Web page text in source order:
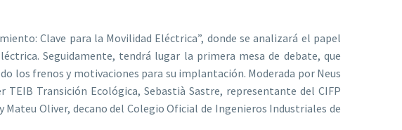
Clave para la Movilidad Eléctrica”, donde se analizará el papel
Seguidamente, tendrá lugar la primera mesa de debate, que
los frenos y motivaciones para su implantación. Moderada por Neus
Transición Ecológica, Sebastià Sastre, representante del CIFP
Oliver, decano del Colegio Oficial de Ingenieros Industriales de